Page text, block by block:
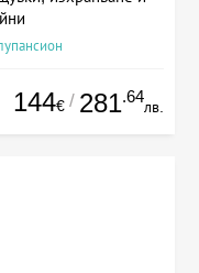
144€ / 281.64
лв.